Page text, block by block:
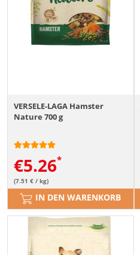
VERSELE-LAGA Hamster
Nature 700 g
€5.26
(7.51 € / kg)
IN DEN WARENKORB